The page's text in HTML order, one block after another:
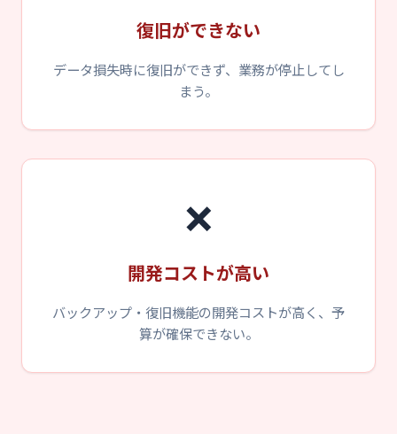
復旧ができない
データ損失時に復旧ができず、業務が停止してし
まう。
❌
開発コストが高い
バックアップ・復旧機能の開発コストが高く、予
算が確保できない。